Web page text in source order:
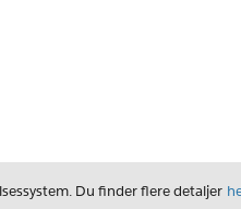
Du finder flere detaljer